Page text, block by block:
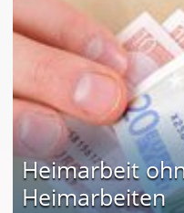
Heimarbeit
Heimarbeiten